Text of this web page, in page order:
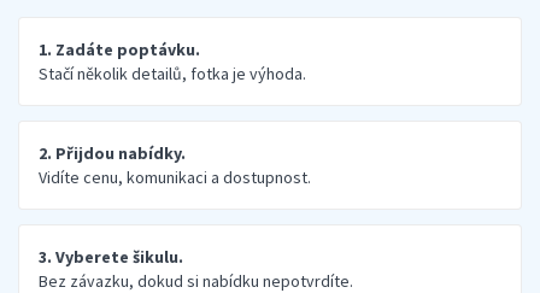
1. Zadáte poptávku.
Stačí několik detailů, fotka je výhoda.
2. Přijdou nabídky.
Vidíte cenu, komunikaci a dostupnost.
3. Vyberete šikulu.
Bez závazku, dokud si nabídku nepotvrdíte.